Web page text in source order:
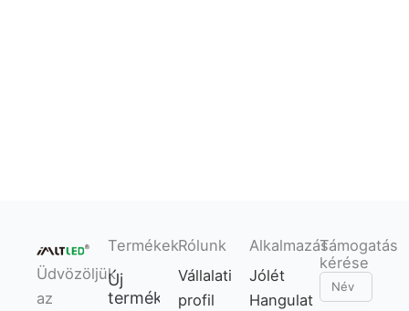
Üdvözöljük
az
Termékek
Új
termékek
Rólunk
Vállalati
profil
Alkalmazás
Jólét
Hangulat
Támogatás
kérése
Név